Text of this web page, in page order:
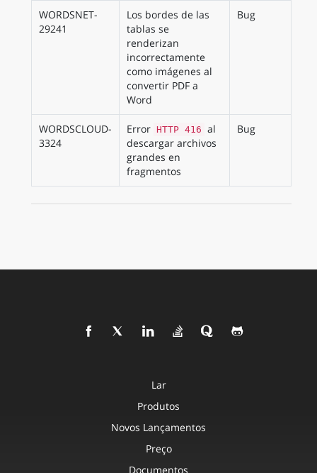
WORDSNET-
29241
Los bordes de las
tablas se
renderizan
incorrectamente
como imágenes al
convertir PDF a
Word
Bug
WORDSCLOUD-
3324
Error HTTP 416 al
descargar archivos
grandes en
fragmentos
Bug
Lar
Produtos
Novos Lançamentos
Preço
Documentos